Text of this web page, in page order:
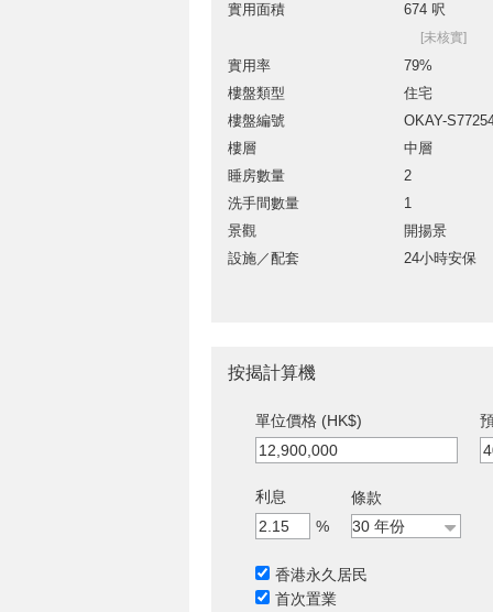
實用面積
674 呎
[未核實]
實用率
79%
樓盤類型
住宅
樓盤編號
OKAY-
樓層
中層
睡房數量
2
洗手間數量
1
景觀
開揚景
設施／配套
24小時安保
按揭計算機
單位價格 (HK$)
利息
%
條款
香港永久居民
首次置業